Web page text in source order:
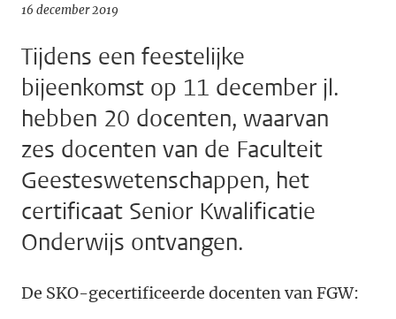
16 december 2019
Tijdens een feestelijke
bijeenkomst op 11 december jl.
hebben 20 docenten, waarvan
zes docenten van de Faculteit
Geesteswetenschappen, het
certificaat Senior Kwalificatie
Onderwijs ontvangen.
De SKO-gecertificeerde docenten van FGW: